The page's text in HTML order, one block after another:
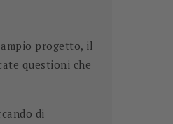
progetto, il
questioni che
di